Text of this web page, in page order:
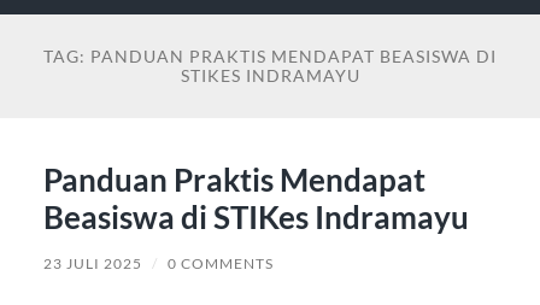
TAG: PANDUAN PRAKTIS MENDAPAT BEASISWA DI
STIKES INDRAMAYU
Panduan Praktis Mendapat
Beasiswa di STIKes Indramayu
23 JULI 2025 / 0 COMMENTS